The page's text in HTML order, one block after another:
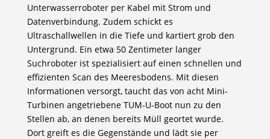
Unterwasserroboter per Kabel mit Strom und
Datenverbindung. Zudem schickt es
Ultraschallwellen in die Tiefe und kartiert grob den
Untergrund. Ein etwa 50 Zentimeter langer
Suchroboter ist spezialisiert auf einen schnellen und
effizienten Scan des Meeresbodens. Mit diesen
Informationen versorgt, taucht das von acht Mini-
Turbinen angetriebene TUM-U-Boot nun zu den
Stellen ab, an denen bereits Müll geortet wurde.
Dort greift es die Gegenstände und lädt sie per